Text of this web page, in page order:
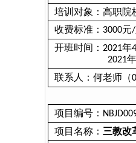
培训对象：高职院
收费标准： 3000元/
开班时间： 2021年4
2021年
联系人：何老师（
项目编号：
项目名称： 三教改